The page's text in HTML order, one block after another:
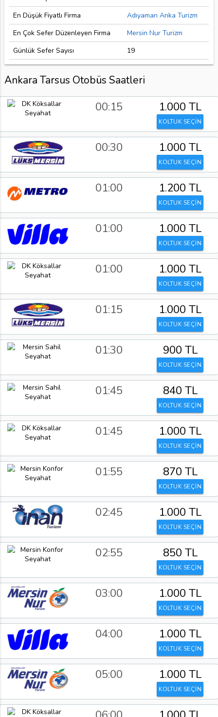
En Düşük Fiyatlı Firma
Adıyaman Anka Turizm
En Çok Sefer Düzenleyen Firma
Mersin Nur Turizm
Günlük Sefer Sayısı
19
Ankara Tarsus Otobüs Saatleri
00:15 1.000 TL
KOLTUK SEÇİN
00:30 1.000 TL
KOLTUK SEÇİN
01:00 1.200 TL
KOLTUK SEÇİN
01:00 1.000 TL
KOLTUK SEÇİN
01:00 1.000 TL
KOLTUK SEÇİN
01:15 1.000 TL
KOLTUK SEÇİN
01:30 900 TL
KOLTUK SEÇİN
01:45 840 TL
KOLTUK SEÇİN
01:45 1.000 TL
KOLTUK SEÇİN
01:55 870 TL
KOLTUK SEÇİN
02:45 1.000 TL
KOLTUK SEÇİN
02:55 850 TL
KOLTUK SEÇİN
03:00 1.000 TL
KOLTUK SEÇİN
04:00 1.000 TL
KOLTUK SEÇİN
05:00 1.000 TL
KOLTUK SEÇİN